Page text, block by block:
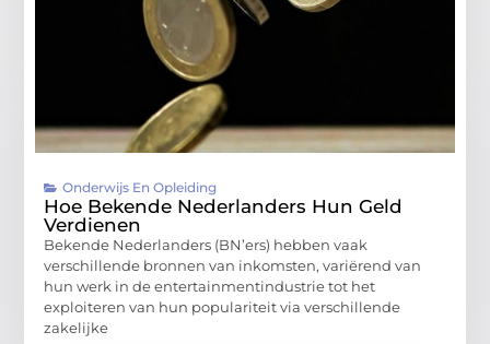
Onderwijs En Opleiding
Hoe Bekende Nederlanders Hun Geld
Verdienen
Bekende Nederlanders (BN’ers) hebben vaak
verschillende bronnen van inkomsten, variërend van
hun werk in de entertainmentindustrie tot het
exploiteren van hun populariteit via verschillende
zakelijke